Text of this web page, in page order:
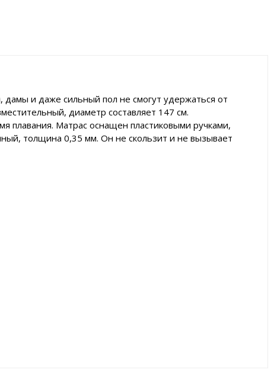
и даже сильный пол не смогут удержаться от
диаметр составляет 147 см.
плавания. Матрас оснащен пластиковыми ручками,
толщина 0,35 мм. Он не скользит и не вызывает